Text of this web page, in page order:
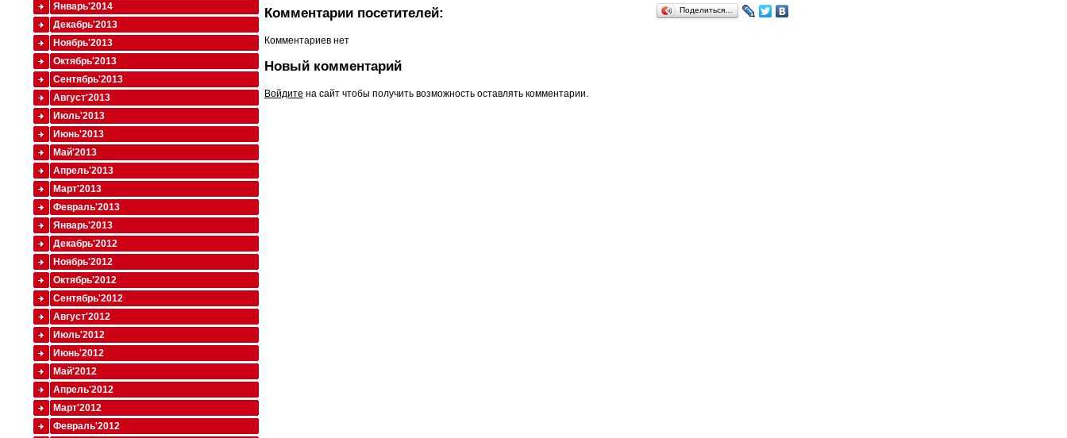
Поделиться…
Комментарии посетителей:
Комментариев нет
Новый комментарий
Войдите на сайт чтобы получить возможность оставлять комментарии.
Январь'2014
Декабрь'2013
Ноябрь'2013
Октябрь'2013
Сентябрь'2013
Август'2013
Июль'2013
Июнь'2013
Май'2013
Апрель'2013
Март'2013
Февраль'2013
Январь'2013
Декабрь'2012
Ноябрь'2012
Октябрь'2012
Сентябрь'2012
Август'2012
Июль'2012
Июнь'2012
Май'2012
Апрель'2012
Март'2012
Февраль'2012